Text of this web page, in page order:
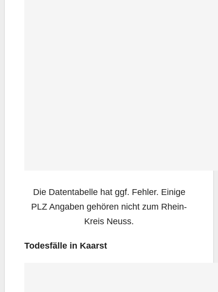
Die Daten­ta­bel­le hat ggf. Feh­ler. Eini­ge
PLZ Anga­ben gehö­ren nicht zum Rhein-
Kreis Neuss.
Todes­fäl­le in Kaarst